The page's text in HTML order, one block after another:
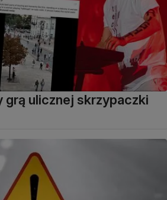
grą ulicznej skrzypaczki